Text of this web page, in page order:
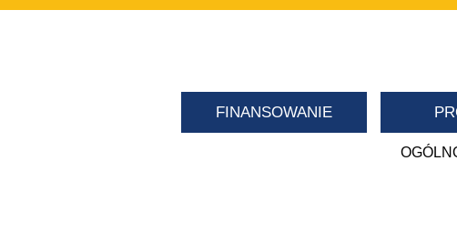
FINANSOWANIE